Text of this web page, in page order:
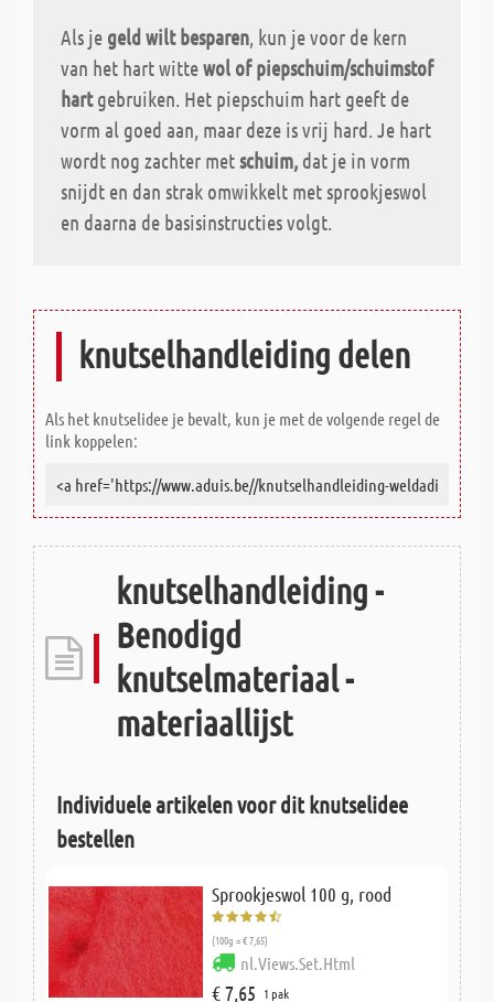
Als je geld wilt besparen, kun je voor de kern
van het hart wittewol of piepschuim/schuimstof
hartgebruiken. Het piepschuim hart geeft de
vorm al goed aan, maar deze is vrij hard. Je hart
wordt nog zachter metschuim, dat je in vorm
snijdt en dan strak omwikkelt met sprookjeswol
en daarna de basisinstructies volgt.
knutselhandleiding delen
Als het knutselidee je bevalt, kun je met de volgende regel de
link koppelen:
knutselhandleiding -
Benodigd
knutselmateriaal -
materiaallijst
Individuele artikelen voor dit knutselidee
bestellen
Sprookjeswol 100 g, rood
(100g = € 7,65)
nl.Views.Set.Html
€ 7,65 1 pak